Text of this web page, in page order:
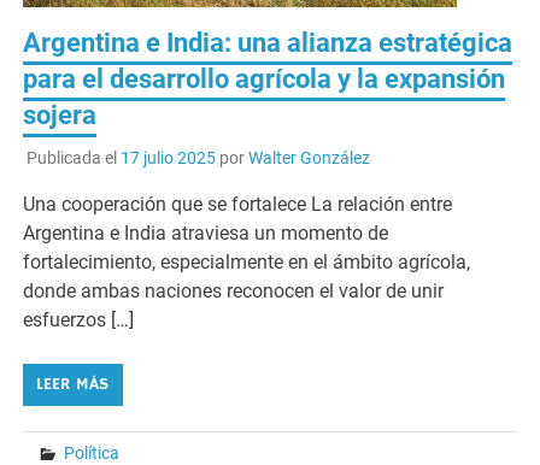
Argentina e India: una alianza estratégica
para el desarrollo agrícola y la expansión
sojera
Publicada el 17 julio 2025porWalter González
Una cooperación que se fortalece La relación entre
Argentina e India atraviesa un momento de
fortalecimiento, especialmente en el ámbito agrícola,
donde ambas naciones reconocen el valor de unir
esfuerzos […]
LEER MÁS
Política